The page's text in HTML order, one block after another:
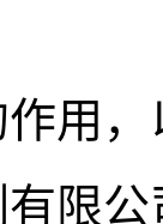
用
限